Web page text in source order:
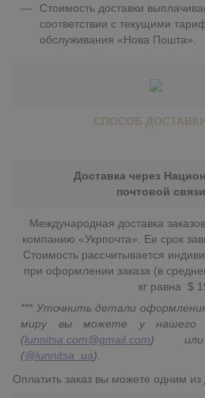
Стоимость доставки
соответствии с текущими
обслуживания «Нова Пошта».
СПОСОБ
Доставка через
почтовой
Международная доставка
компанию «Укрпочта». Ее срок
Стоимость рассчитывается
при оформлении заказа (в
кг равна $
*** Уточнить детали
миру вы можете у нашего
(lunnitsa.com@gmail.com) или
(@lunnitsa_ua).
Оплатить заказ вы можете одним из